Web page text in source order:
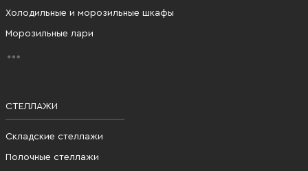
Холодильные и морозильные шкафы
Морозильные лари
СТЕЛЛАЖИ
Складские стеллажи
Полочные стеллажи